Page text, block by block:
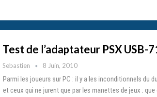
Test de l’adaptateur PSX USB-
Sebastien 8 Juin, 2010
Parmi les joueurs sur PC : il y a les inconditionnels du
et ceux qui ne jurent que par les manettes de jeux :